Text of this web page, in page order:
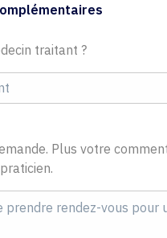
traitant ?
Plus votre